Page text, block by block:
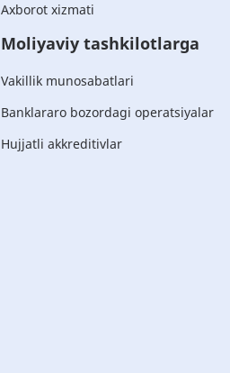
Axborot xizmati
Moliyaviy tashkilotlarga
Vakillik munosabatlari
Banklararo bozordagi operatsiyalar
Hujjatli akkreditivlar